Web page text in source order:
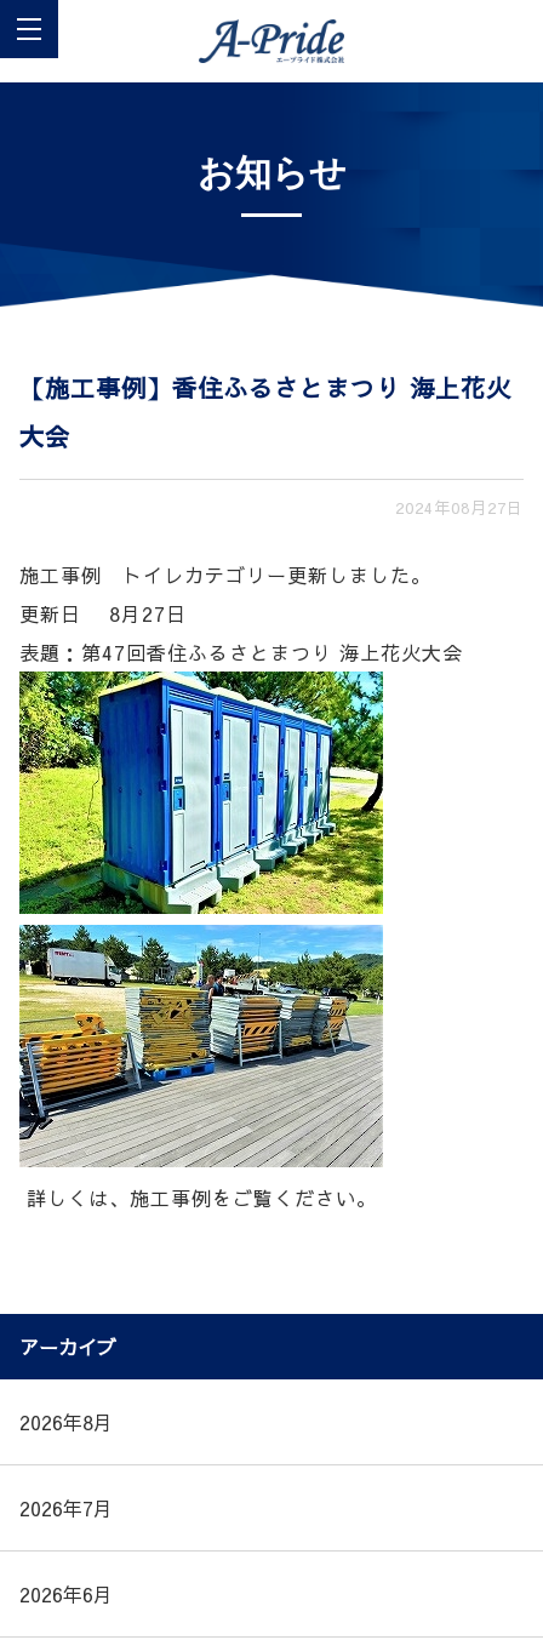
お知らせ
【施工事例】香住ふるさとまつり 海上花火
大会
2024年08月27日
施工事例 トイレカテゴリー更新しました。
更新日 8月27日
表題：第47回香住ふるさとまつり 海上花火大会
詳しくは、施工事例をご覧ください。
アーカイブ
2026年8月
2026年7月
2026年6月